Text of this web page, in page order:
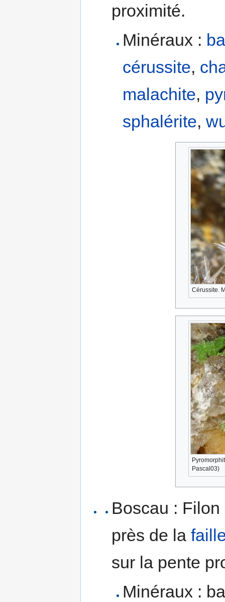
proximité.
Minéraux :
cérussite,
malachite,
sphalérite,
Cérussite.
Pascal03)
Boscau :
près de la
sur la pente
Minéraux :